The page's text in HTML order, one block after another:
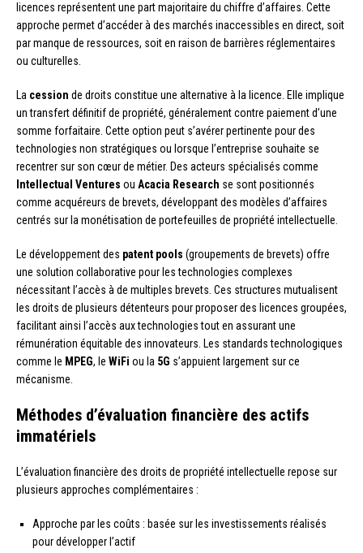
licences représentent une part majoritaire du chiffre d’affaires. Cette
approche permet d’accéder à des marchés inaccessibles en direct, soit
par manque de ressources, soit en raison de barrières réglementaires
ou culturelles.
La cession de droits constitue une alternative à la licence. Elle implique
un transfert définitif de propriété, généralement contre paiement d’une
somme forfaitaire. Cette option peut s’avérer pertinente pour des
technologies non stratégiques ou lorsque l’entreprise souhaite se
recentrer sur son cœur de métier. Des acteurs spécialisés comme
Intellectual Ventures ou Acacia Research se sont positionnés
comme acquéreurs de brevets, développant des modèles d’affaires
centrés sur la monétisation de portefeuilles de propriété intellectuelle.
Le développement des patent pools (groupements de brevets) offre
une solution collaborative pour les technologies complexes
nécessitant l’accès à de multiples brevets. Ces structures mutualisent
les droits de plusieurs détenteurs pour proposer des licences groupées,
facilitant ainsi l’accès aux technologies tout en assurant une
rémunération équitable des innovateurs. Les standards technologiques
comme le MPEG, le WiFi ou la 5G s’appuient largement sur ce
mécanisme.
Méthodes d’évaluation financière des actifs
immatériels
L’évaluation financière des droits de propriété intellectuelle repose sur
plusieurs approches complémentaires :
Approche par les coûts : basée sur les investissements réalisés
pour développer l’actif